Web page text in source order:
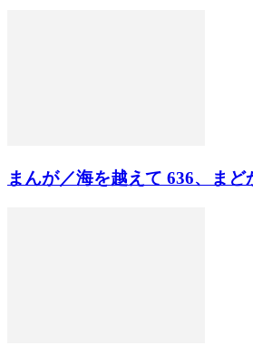
まんが／海を越えて 636、まど